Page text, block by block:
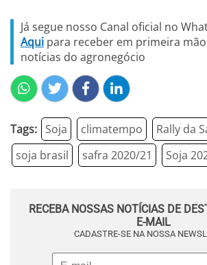
Já segue nosso Canal oficial no
Aqui para receber em primeira
notícias do agronegócio
Tags: Soja climatempo
Rally da
soja brasil
safra 2020/21 Soja
RECEBA NOSSAS NOTÍCIAS DE
E-MAIL
CADASTRE-SE NA NOSSA